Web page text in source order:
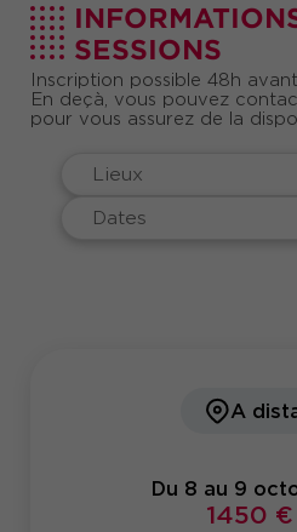
SESSIONS
Inscription possible 48h
En deçà, vous pouvez
pour vous assurez de la
Lieux
Dates
A
Du 8 au 9
1450